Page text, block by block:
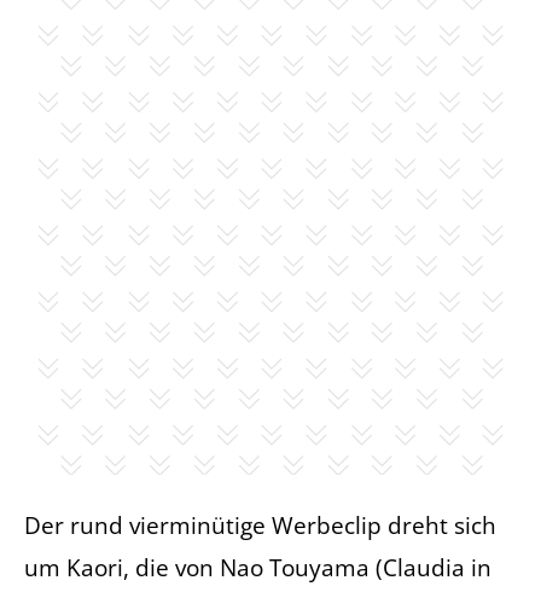
Der rund vierminütige Werbeclip dreht sich
um Kaori, die von Nao Touyama (Claudia in